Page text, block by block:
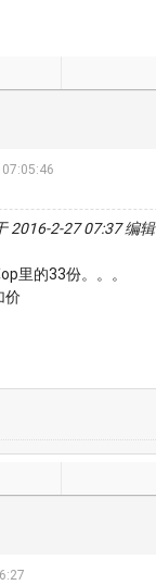
2016-2-27 07:37 编辑
里的33份。。。
价